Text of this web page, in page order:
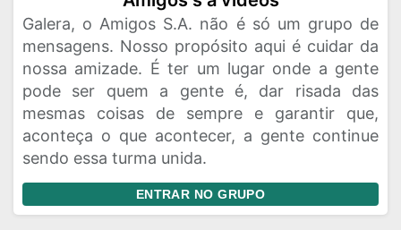
Galera, o Amigos S.A. não é só um grupo de
mensagens. Nosso propósito aqui é cuidar da
nossa amizade. É ter um lugar onde a gente
pode ser quem a gente é, dar risada das
mesmas coisas de sempre e garantir que,
aconteça o que acontecer, a gente continue
sendo essa turma unida.
ENTRAR NO GRUPO